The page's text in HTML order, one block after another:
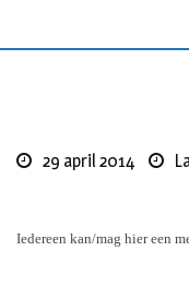
29 april 2014
Iedereen kan/mag hier een